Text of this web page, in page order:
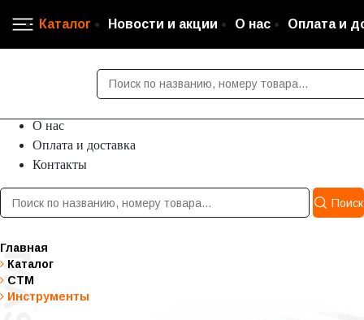
Каталог Новости и акции О нас Оплата и
О нас
Оплата и доставка
Контакты
Поиск
Главная
Каталог
СТМ
Инструменты